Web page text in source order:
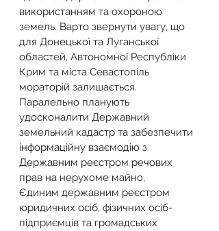
використанням та охороною
земель. Варто звернути увагу, що
для Донецької та Луганської
областей, Автономної Республіки
Крим та міста Севастопіль
мораторій залишається.
Паралельно планують
удосконалити Державний
земельний кадастр та забезпечити
інформаційну взаємодію з
Державним реєстром речових
прав на нерухоме майно,
Єдиним державним реєстром
юридичних осіб, фізичних осіб-
підприємців та громадських